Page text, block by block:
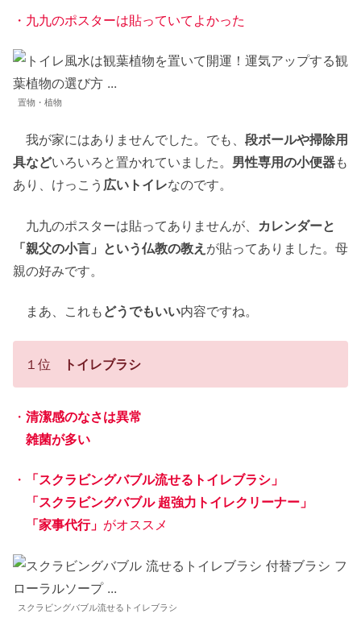
・九九のポスターは貼っていてよかった
置物・植物
我が家にはありませんでした。でも、 段ボールや掃除用
具などいろいろと置かれていました。 男性専用の小便器も
あり、けっこう 広いトイレなのです。
九九のポスターは貼ってありませんが、 カレンダーと
「親父の小言」という仏教の教え が貼ってありました。母
親の好みです。
まあ、これも どうでもいい内容ですね。
１位 トイレブラシ
・ 清潔感のなさは異常
雑菌が多い
・
「スクラビングバブル流せるトイレブラシ」
「スクラビングバブル 超強力トイレクリーナー」
「家事代行」 がオススメ
スクラビングバブル流せるトイレブラシ